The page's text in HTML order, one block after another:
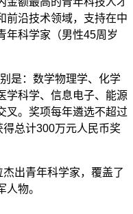
前沿技术领域，支持在中
年科学家（男性45周岁
是：数学物理学、化学
学科学、信息电子、能源
叉。奖项每年遴选不超过
总计300万元人民币奖
出青年科学家，覆盖了
物。